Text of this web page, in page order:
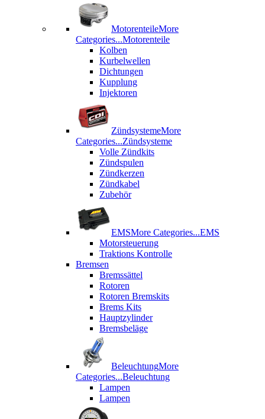
MotorenteileMore
Categories...Motorenteile
Kolben
Kurbelwellen
Dichtungen
Kupplung
Injektoren
ZündsystemeMore
Categories...Zündsysteme
Volle Zündkits
Zündspulen
Zündkerzen
Zündkabel
Zubehör
EMSMore Categories...EMS
Motorsteuerung
Traktions Kontrolle
Bremsen
Bremssättel
Rotoren
Rotoren Bremskits
Brems Kits
Hauptzylinder
Bremsbeläge
BeleuchtungMore
Categories...Beleuchtung
Lampen
Lampen